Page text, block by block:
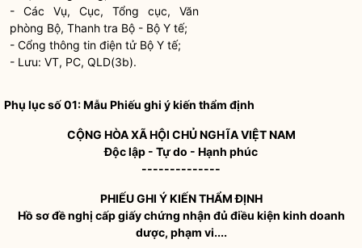
- Các Vụ, Cục, Tổng cục, Văn
phòng Bộ, Thanh tra Bộ - Bộ Y tế;
- Cổng thông tin điện tử Bộ Y tế;
- Lưu: VT, PC, QLD(3b).
Phụ lục số 01: Mẫu Phiếu ghi ý kiến thẩm định
CỘNG HÒA XÃ HỘI CHỦ NGHĨA VIỆT NAM
Độc lập - Tự do - Hạnh phúc
--------------
PHIẾU GHI Ý KIẾN THẨM ĐỊNH
Hồ sơ đề nghị cấp giấy chứng nhận đủ điều kiện kinh doanh
dược, phạm vi....